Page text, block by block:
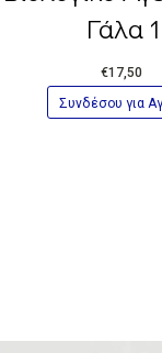
της
Διατηρήστε
Γάλα 1
€17,50
Συνδέσου για